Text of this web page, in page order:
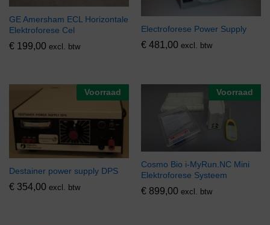
GE Amersham ECL Horizontale
Elektroforese Cel
€ 199,00 excl. btw
Electroforese Power Supply
€ 481,00 excl. btw
Voorraad
Destainer power supply DPS
€ 354,00 excl. btw
Voorraad
Cosmo Bio i-MyRun.NC Mini
Elektroforese Systeem
€ 899,00 excl. btw